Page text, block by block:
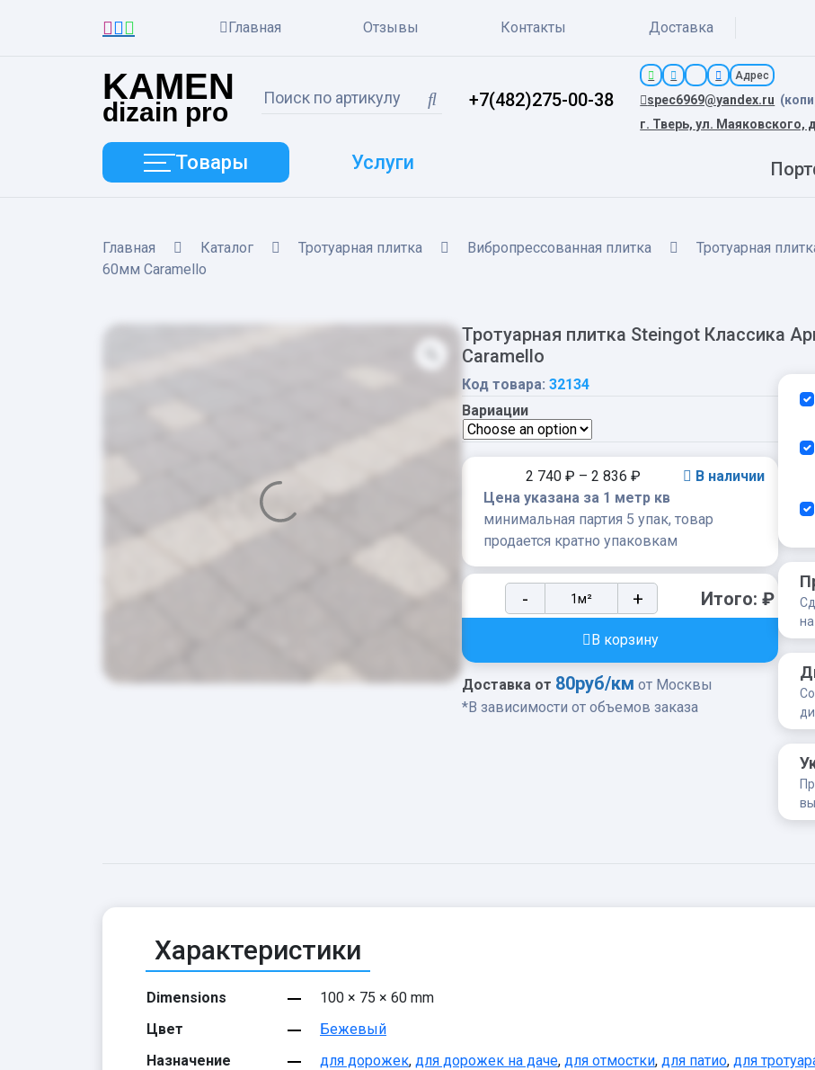
Главная Отзывы Контакты Доставка
KAMEN
dizain pro +7(482)275-00-38
Адрес
spec6969@yandex.ru
г. Тверь, ул. Маяковского,
Товары Услуги
Главная Каталог Тротуарная плитка Вибропрессованная плитка
Тротуарная
60мм Caramello
Тротуарная плитка Steingot Классика
Caramello
Код товара: 32134
Вариации
2 740 ₽ – 2 836 ₽
В наличии
Цена указана за 1 метр кв
минимальная партия 5 упак, товар
продается кратно упаковкам
Тротуарная
плитка
Арко
Steingot
- + Итого: ₽
В корзину
Доставка от 80руб/км от Москвы
*В зависимости от объемов заказа
Характеристики
Dimensions
100 × 75 × 60 mm
Цвет
Бежевый
Назначение
для дорожек, для дорожек на даче, для отмостки, для патио, для